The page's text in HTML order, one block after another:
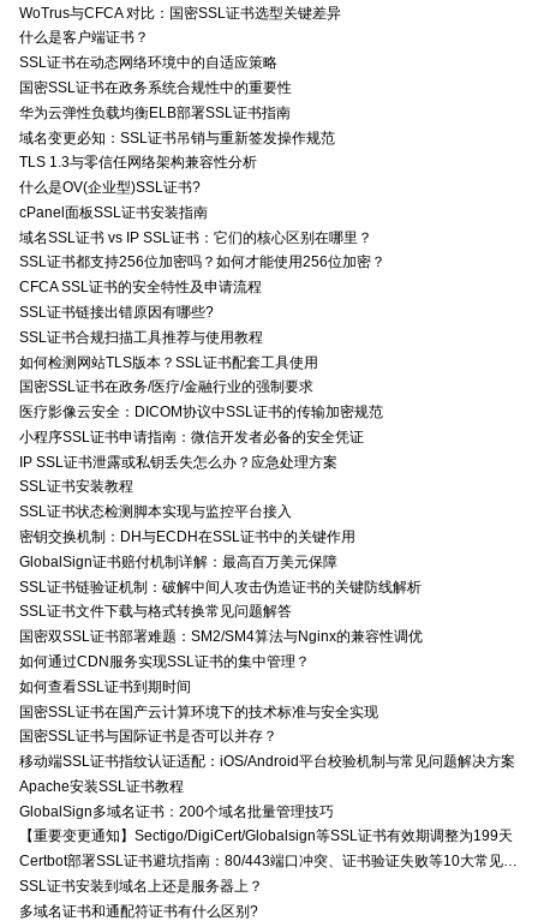
WoTrus与CFCA 对比：国密SSL证书选型关键差异
什么是客户端证书？
SSL证书在动态网络环境中的自适应策略
国密SSL证书在政务系统合规性中的重要性
华为云弹性负载均衡ELB部署SSL证书指南
域名变更必知：SSL证书吊销与重新签发操作规范
TLS 1.3与零信任网络架构兼容性分析
什么是OV(企业型)SSL证书?
cPanel面板SSL证书安装指南
域名SSL证书 vs IP SSL证书：它们的核心区别在哪里？
SSL证书都支持256位加密吗？如何才能使用256位加密？
CFCA SSL证书的安全特性及申请流程
SSL证书链接出错原因有哪些?
SSL证书合规扫描工具推荐与使用教程
如何检测网站TLS版本？SSL证书配套工具使用
国密SSL证书在政务/医疗/金融行业的强制要求
医疗影像云安全：DICOM协议中SSL证书的传输加密规范
小程序SSL证书申请指南：微信开发者必备的安全凭证
IP SSL证书泄露或私钥丢失怎么办？应急处理方案
SSL证书安装教程
SSL证书状态检测脚本实现与监控平台接入
密钥交换机制：DH与ECDH在SSL证书中的关键作用
GlobalSign证书赔付机制详解：最高百万美元保障
SSL证书链验证机制：破解中间人攻击伪造证书的关键防线解析
SSL证书文件下载与格式转换常见问题解答
国密双SSL证书部署难题：SM2/SM4算法与Nginx的兼容性调优
如何通过CDN服务实现SSL证书的集中管理？
如何查看SSL证书到期时间
国密SSL证书在国产云计算环境下的技术标准与安全实现
国密SSL证书与国际证书是否可以并存？
移动端SSL证书指纹认证适配：iOS/Android平台校验机制与常见问题解决方案
Apache安装SSL证书教程
GlobalSign多域名证书：200个域名批量管理技巧
【重要变更通知】Sectigo/DigiCert/Globalsign等SSL证书有效期调整为199天
Certbot部署SSL证书避坑指南：80/443端口冲突、证书验证失败等10大常见问题解决方案
SSL证书安装到域名上还是服务器上？
多域名证书和通配符证书有什么区别?